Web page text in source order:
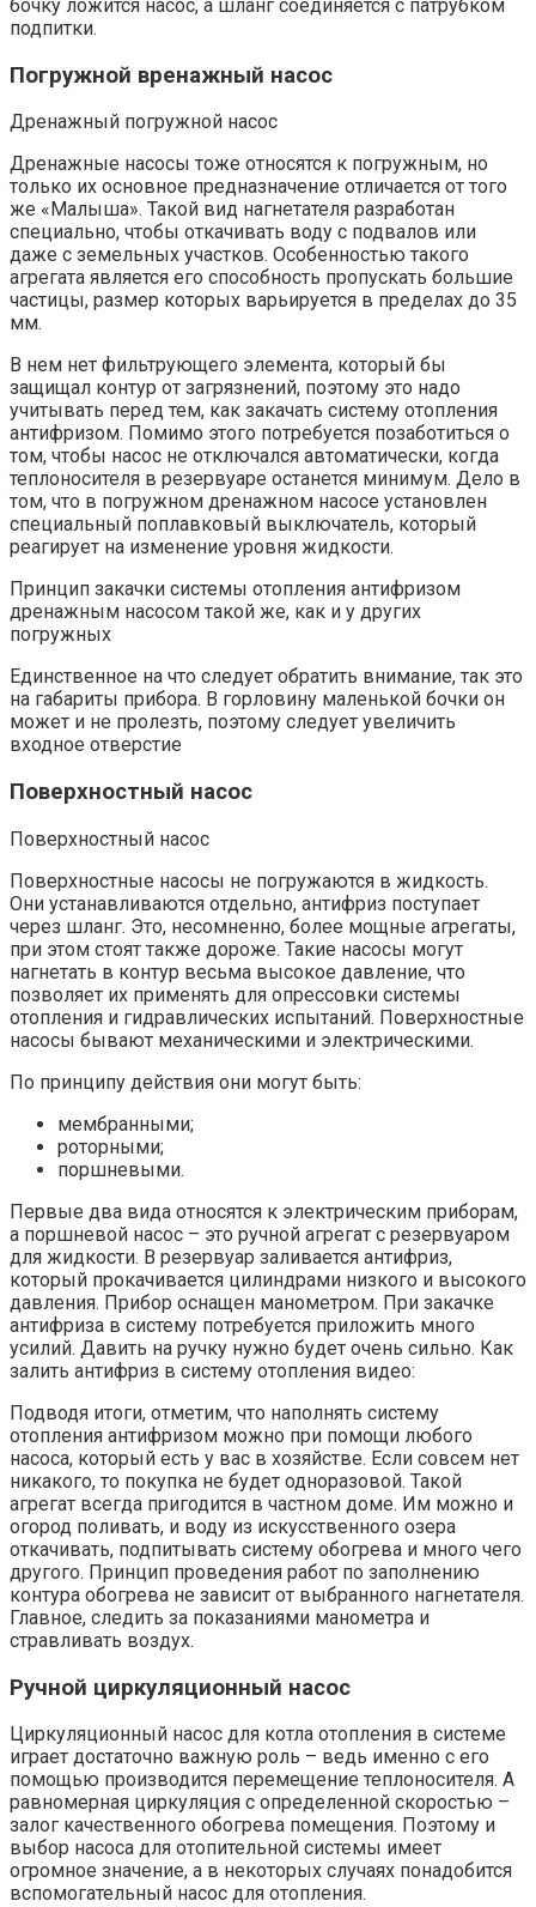
бочку ложится насос, а шланг соединяется с патрубком
подпитки.
Погружной вренажный насос
Дренажный погружной насос
Дренажные насосы тоже относятся к погружным, но
только их основное предназначение отличается от того
же «Малыша». Такой вид нагнетателя разработан
специально, чтобы откачивать воду с подвалов или
даже с земельных участков. Особенностью такого
агрегата является его способность пропускать большие
частицы, размер которых варьируется в пределах до 35
мм.
В нем нет фильтрующего элемента, который бы
защищал контур от загрязнений, поэтому это надо
учитывать перед тем, как закачать систему отопления
антифризом. Помимо этого потребуется позаботиться о
том, чтобы насос не отключался автоматически, когда
теплоносителя в резервуаре останется минимум. Дело в
том, что в погружном дренажном насосе установлен
специальный поплавковый выключатель, который
реагирует на изменение уровня жидкости.
Принцип закачки системы отопления антифризом
дренажным насосом такой же, как и у других
погружных
Единственное на что следует обратить внимание, так это
на габариты прибора. В горловину маленькой бочки он
может и не пролезть, поэтому следует увеличить
входное отверстие
Поверхностный насос
Поверхностный насос
Поверхностные насосы не погружаются в жидкость.
Они устанавливаются отдельно, антифриз поступает
через шланг. Это, несомненно, более мощные агрегаты,
при этом стоят также дороже. Такие насосы могут
нагнетать в контур весьма высокое давление, что
позволяет их применять для опрессовки системы
отопления и гидравлических испытаний. Поверхностные
насосы бывают механическими и электрическими.
По принципу действия они могут быть:
мембранными;
роторными;
поршневыми.
Первые два вида относятся к электрическим приборам,
а поршневой насос – это ручной агрегат с резервуаром
для жидкости. В резервуар заливается антифриз,
который прокачивается цилиндрами низкого и высокого
давления. Прибор оснащен манометром. При закачке
антифриза в систему потребуется приложить много
усилий. Давить на ручку нужно будет очень сильно. Как
залить антифриз в систему отопления видео:
Подводя итоги, отметим, что наполнять систему
отопления антифризом можно при помощи любого
насоса, который есть у вас в хозяйстве. Если совсем нет
никакого, то покупка не будет одноразовой. Такой
агрегат всегда пригодится в частном доме. Им можно и
огород поливать, и воду из искусственного озера
откачивать, подпитывать систему обогрева и много чего
другого. Принцип проведения работ по заполнению
контура обогрева не зависит от выбранного нагнетателя.
Главное, следить за показаниями манометра и
стравливать воздух.
Ручной циркуляционный насос
Циркуляционный насос для котла отопления в системе
играет достаточно важную роль – ведь именно с его
помощью производится перемещение теплоносителя. А
равномерная циркуляция с определенной скоростью –
залог качественного обогрева помещения. Поэтому и
выбор насоса для отопительной системы имеет
огромное значение, а в некоторых случаях понадобится
вспомогательный насос для отопления.